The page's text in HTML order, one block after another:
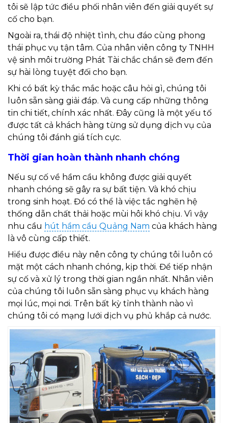
tôi sẽ lập tức điều phối nhân viên đến giải quyết sự
cố cho bạn.
Ngoài ra, thái độ nhiệt tình, chu đáo cùng phong
thái phục vụ tận tâm. Của nhân viên công ty TNHH
vệ sinh môi trường Phát Tài chắc chắn sẽ đem đến
sự hài lòng tuyệt đối cho bạn.
Khi có bất kỳ thắc mắc hoặc câu hỏi gì, chúng tôi
luôn sẵn sàng giải đáp. Và cung cấp những thông
tin chi tiết, chính xác nhất. Đây cũng là một yếu tố
được tất cả khách hàng từng sử dụng dịch vụ của
chúng tôi đánh giá tích cực.
Thời gian hoàn thành nhanh chóng
Nếu sự cố về hầm cầu không được giải quyết
nhanh chóng sẽ gây ra sự bất tiện. Và khó chịu
trong sinh hoạt. Đó có thể là việc tắc nghẽn hệ
thống dẫn chất thải hoặc mùi hôi khó chịu. Vì vậy
nhu cầu hút hầm cầu Quảng Nam của khách hàng
là vô cùng cấp thiết.
Hiểu được điều này nên công ty chúng tôi luôn có
mặt một cách nhanh chóng, kịp thời. Để tiếp nhận
sự cố và xử lý trong thời gian ngắn nhất. Nhân viên
của chúng tôi luôn sẵn sàng phục vụ khách hàng
mọi lúc, mọi nơi. Trên bất kỳ tỉnh thành nào vì
chúng tôi có mạng lưới dịch vụ phủ khắp cả nước.